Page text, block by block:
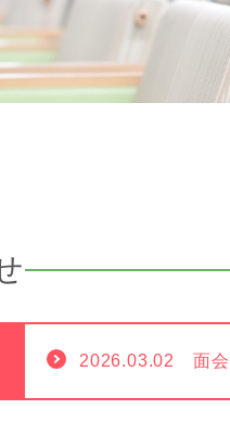
2026.03.02 面会